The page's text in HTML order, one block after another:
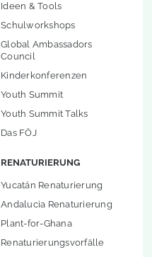
Ideen & Tools
Schulworkshops
Global Ambassadors
Council
Kinderkonferenzen
Youth Summit
Youth Summit Talks
Das FÖJ
RENATURIERUNG
Yucatán Renaturierung
Andalucia Renaturierung
Plant-for-Ghana
Renaturierungsvorfälle